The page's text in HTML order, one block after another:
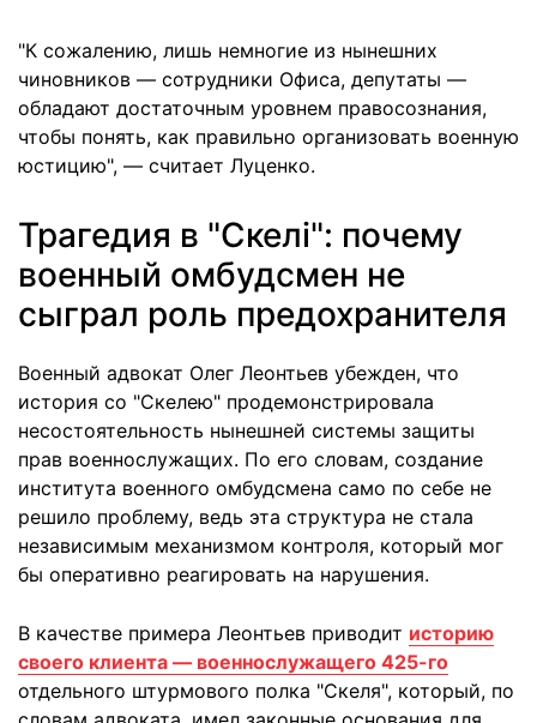
"К сожалению, лишь немногие из нынешних
чиновников — сотрудники Офиса, депутаты —
обладают достаточным уровнем правосознания,
чтобы понять, как правильно организовать военную
юстицию", — считает Луценко.
Трагедия в "Скелі": почему
военный омбудсмен не
сыграл роль предохранителя
Военный адвокат Олег Леонтьев убежден, что
история со "Скелею" продемонстрировала
несостоятельность нынешней системы защиты
прав военнослужащих. По его словам, создание
института военного омбудсмена само по себе не
решило проблему, ведь эта структура не стала
независимым механизмом контроля, который мог
бы оперативно реагировать на нарушения.
В качестве примера Леонтьев приводит историю
своего клиента — военнослужащего 425-го
отдельного штурмового полка "Скеля", который, по